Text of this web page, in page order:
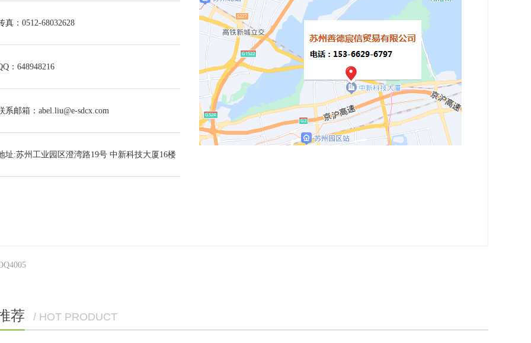
真：0512-68032628
：648948216
系邮箱：abel.liu@e-sdcx.com
址:苏州工业园区澄湾路19号 中新科技大厦16楼
荐 / HOT PRODUCT